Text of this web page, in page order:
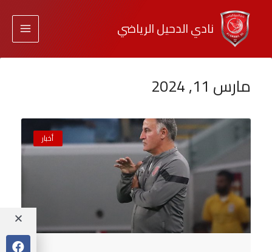
نادي الدحيل الرياضي
مارس 11, 2024
أخبار